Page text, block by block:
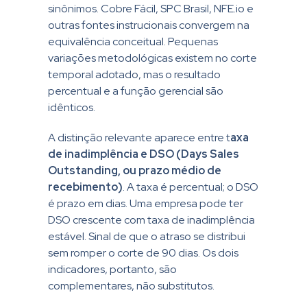
sinônimos. Cobre Fácil, SPC Brasil, NFE.io e
outras fontes instrucionais convergem na
equivalência conceitual. Pequenas
variações metodológicas existem no corte
temporal adotado, mas o resultado
percentual e a função gerencial são
idênticos.
A distinção relevante aparece entre taxa
de inadimplência e DSO (Days Sales
Outstanding, ou prazo médio de
recebimento). A taxa é percentual; o DSO
é prazo em dias. Uma empresa pode ter
DSO crescente com taxa de inadimplência
estável. Sinal de que o atraso se distribui
sem romper o corte de 90 dias. Os dois
indicadores, portanto, são
complementares, não substitutos.